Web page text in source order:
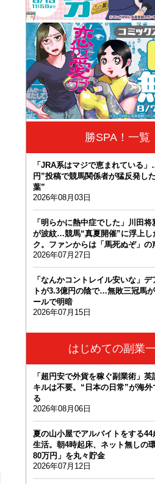
勝SPA！一覧
「JRA系はマジで恵まれている
円”投稿で競馬関係者が猛反発し
葉”
2026年08月03日
「明らかに熱中症でした」川田
が波紋…競馬“真夏開催”に浮上し
ク。ファンからは「馬死ぬぞ」の
2026年07月27日
「なんかコントレイル安いな」
トが3.3億円の陰で…無敗三冠馬
ールで明暗
2026年07月15日
はじめての副業
「超円安で外貨を稼ぐ副業術」
キルは不要。“日本の日常”が海外
る
2026年08月06日
夏の山小屋でアルバイトをする44
生活。朝4時起床、ネット無しの
80万円」を丸々貯金
2026年07月12日